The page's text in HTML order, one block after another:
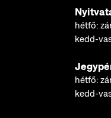
hétfő:
kedd-
hétfő:
kedd-